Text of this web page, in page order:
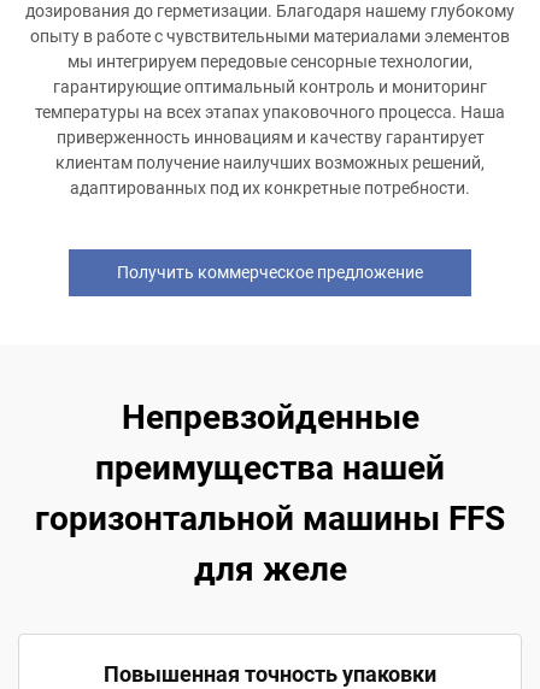
дозирования до герметизации. Благодаря нашему глубокому
опыту в работе с чувствительными материалами элементов
мы интегрируем передовые сенсорные технологии,
гарантирующие оптимальный контроль и мониторинг
температуры на всех этапах упаковочного процесса. Наша
приверженность инновациям и качеству гарантирует
клиентам получение наилучших возможных решений,
адаптированных под их конкретные потребности.
Получить коммерческое предложение
Непревзойденные
преимущества нашей
горизонтальной машины FFS
для желе
Повышенная точность упаковки